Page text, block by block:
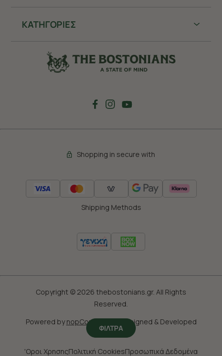
ΦΙΛΤΡΑ
ΚΑΤΗΓΟΡΙΕΣ
Shopping in secure with
Shipping Methods
Copyright © 2026 thebostonians.gr. All Rights
Reserved.
Powered bynopCommerce
Designed & Developed
bySLEED
'Οροι ΧρησηςΠολιτική CookiesΠροσωπικά Δεδομένα